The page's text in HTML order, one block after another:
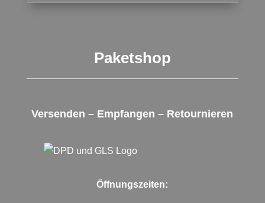
Paketshop
Versenden – Empfangen – Retournieren
Öffnungszeiten: